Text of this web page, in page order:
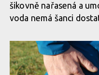
počasí
Test: kombinéza Dirtlej
šikovně nařasená a
voda nemá šanci